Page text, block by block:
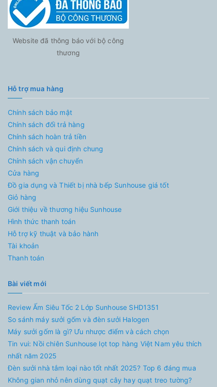
Website đã thông báo với bộ công
thương
Hỗ trợ mua hàng
Chính sách bảo mật
Chính sách đổi trả hàng
Chính sách hoàn trả tiền
Chính sách và qui định chung
Chính sách vận chuyển
Cửa hàng
Đồ gia dụng và Thiết bị nhà bếp Sunhouse giá tốt
Giỏ hàng
Giới thiệu về thương hiệu Sunhouse
Hình thức thanh toán
Hỗ trợ kỹ thuật và bảo hành
Tài khoản
Thanh toán
Bài viết mới
Review Ấm Siêu Tốc 2 Lớp Sunhouse SHD1351
So sánh máy sưởi gốm và đèn sưởi Halogen
Máy sưởi gốm là gì? Ưu nhược điểm và cách chọn
Tin vui: Nồi chiên Sunhouse lọt top hàng Việt Nam yêu thích
nhất năm 2025
Đèn sưởi nhà tắm loại nào tốt nhất 2025? Top 6 đáng mua
Không gian nhỏ nên dùng quạt cây hay quạt treo tường?